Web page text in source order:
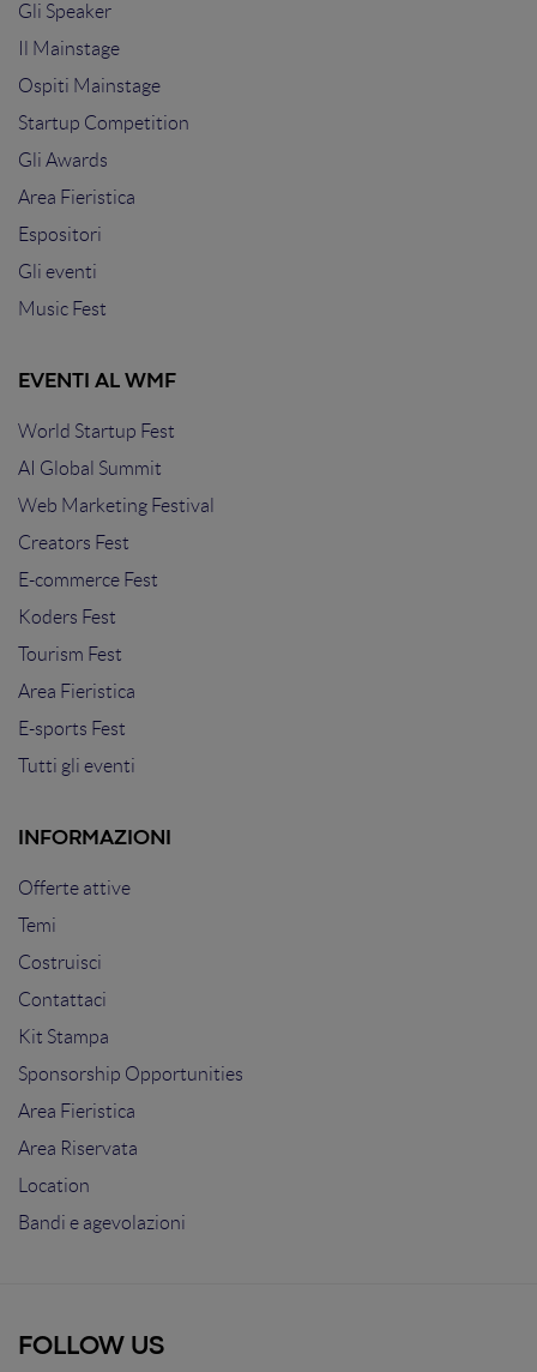
Gli Speaker
Il Mainstage
Ospiti Mainstage
Startup Competition
Gli Awards
Area Fieristica
Espositori
Gli eventi
Music Fest
EVENTI AL WMF
World Startup Fest
AI Global Summit
Web Marketing Festival
Creators Fest
E-commerce Fest
Koders Fest
Tourism Fest
Area Fieristica
E-sports Fest
Tutti gli eventi
INFORMAZIONI
Offerte attive
Temi
Costruisci
Contattaci
Kit Stampa
Sponsorship Opportunities
Area Fieristica
Area Riservata
Location
Bandi e agevolazioni
FOLLOW US